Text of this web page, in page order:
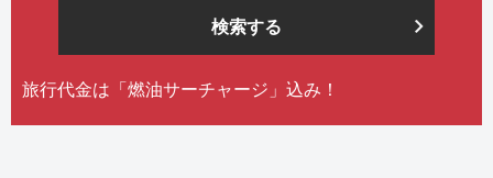
検索する
旅行代金は「燃油サーチャージ」込み！